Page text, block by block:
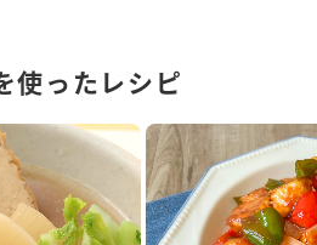
使ったレシピ